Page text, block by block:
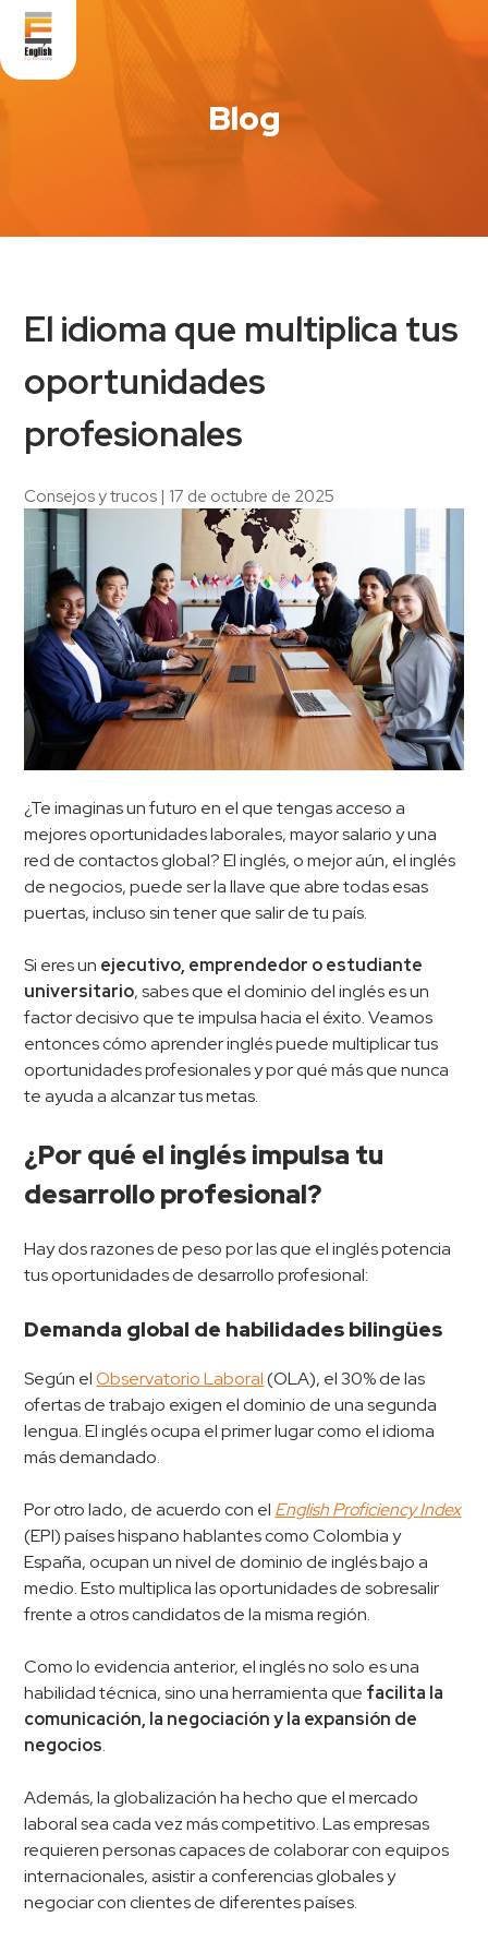
Blog
El idioma que multiplica tus
oportunidades
profesionales
Consejos y trucos | 17 de octubre de 2025
¿Te imaginas un futuro en el que tengas acceso a
mejores oportunidades laborales, mayor salario y una
red de contactos global? El inglés, o mejor aún, el inglés
de negocios, puede ser la llave que abre todas esas
puertas, incluso sin tener que salir de tu país.
Si eres un ejecutivo, emprendedor o estudiante
universitario, sabes que el dominio del inglés es un
factor decisivo que te impulsa hacia el éxito. Veamos
entonces cómo aprender inglés puede multiplicar tus
oportunidades profesionales y por qué más que nunca
te ayuda a alcanzar tus metas.
¿Por qué el inglés impulsa tu
desarrollo profesional?
Hay dos razones de peso por las que el inglés potencia
tus oportunidades de desarrollo profesional:
Demanda global de habilidades bilingües
Según elObservatorio Laboral(OLA), el 30% de las
ofertas de trabajo exigen el dominio de una segunda
lengua. El inglés ocupa el primer lugar como el idioma
más demandado.
Por otro lado, de acuerdo con el English Proficiency Index
(EPI) países hispano hablantes como Colombia y
España, ocupan un nivel de dominio de inglés bajo a
medio. Esto multiplica las oportunidades de sobresalir
frente a otros candidatos de la misma región.
Como lo evidencia anterior, el inglés no solo es una
habilidad técnica, sino una herramienta que facilita la
comunicación, la negociación y la expansión de
negocios.
Además, la globalización ha hecho que el mercado
laboral sea cada vez más competitivo. Las empresas
requieren personas capaces de colaborar con equipos
internacionales, asistir a conferencias globales y
negociar con clientes de diferentes países.